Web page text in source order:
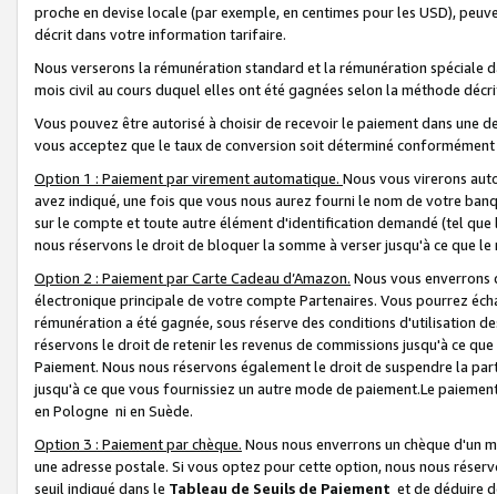
proche en devise locale (par exemple, en centimes pour les USD),
décrit dans votre information tarifaire.
Nous verserons la rémunération standard et la rémunération spéciale
mois civil au cours duquel elles ont été gagnées selon la méthode
Vous pouvez être autorisé à choisir de recevoir le paiement dans une
vous acceptez que le taux de conversion soit déterminé
Option 1 : Paiement par virement automatique. Nous vous virerons
avez indiqué, une fois que vous nous aurez fourni le nom de votre
sur le compte et toute autre élément d'identification demandé (tel que
nous réservons le droit de bloquer la somme à verser jusqu'à ce que
Option 2 : Paiement par Carte Cadeau d’Amazon. Nous vous
électronique principale de votre compte Partenaires. Vous pourrez
rémunération a été gagnée, sous réserve des conditions d'utilisation
réservons le droit de retenir les revenus de commissions jusqu'à ce
Paiement. Nous nous réservons également le droit de suspendre la
jusqu'à ce que vous fournissiez un autre mode de paiement.Le
en Pologne ni en Suède.
Option 3 : Paiement par chèque. Nous nous enverrons un chèque d'un
une adresse postale. Si vous optez pour cette option, nous nous
seuil indiqué dans le Tableau de Seuils de Paiement et de déduire